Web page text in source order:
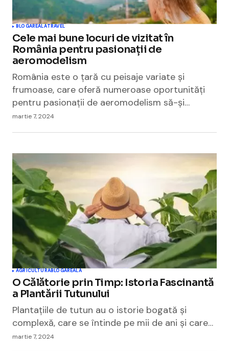
BLOGAREALATRAVEL
Cele mai bune locuri de vizitat în
România pentru pasionații de
aeromodelism
România este o țară cu peisaje variate și
frumoase, care oferă numeroase oportunități
pentru pasionații de aeromodelism să-și…
martie 7, 2024
AGRICULTURABLOGAREALA
O Călătorie prin Timp: Istoria Fascinantă
a Plantării Tutunului
Plantațiile de tutun au o istorie bogată și
complexă, care se întinde pe mii de ani și care…
martie 7, 2024